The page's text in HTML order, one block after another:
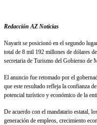
Redacción AZ Noticias
Nayarit se posicionó en el segundo
total de 8 mil 192 millones de dólares
secretaria de Turismo del Gobierno de
El anuncio fue retomado por el
que este resultado refleja la confianza
potencial turístico y económico de la
De acuerdo con el mandatario estatal,
generación de empleos, crecimiento